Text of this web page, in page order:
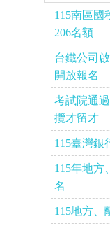
115南區國
206名額
台鐵公司
開放報名
考試院通
攬才留才
115臺灣銀
115年地方
名
115地方